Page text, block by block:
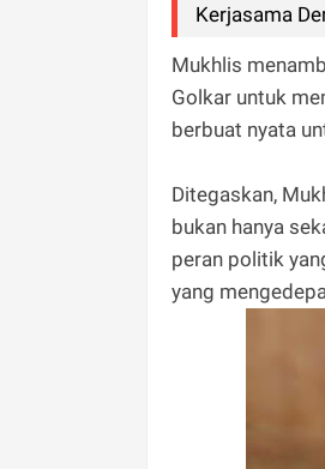
Kerjasama
Mukhlis
Golkar untuk
berbuat nyata
Ditegaskan,
bukan hanya
peran politik
yang